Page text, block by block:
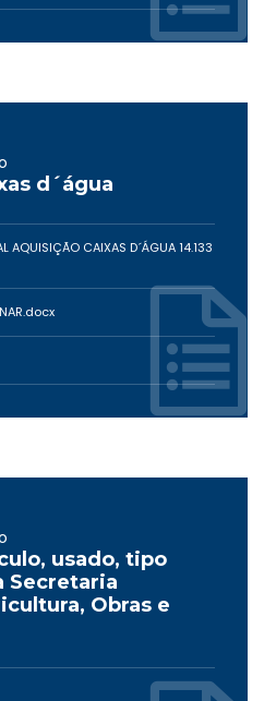
d´água
AQUISIÇÃO CAIXAS D´ÁGUA 14.133
usado, tipo
Secretaria
Obras e